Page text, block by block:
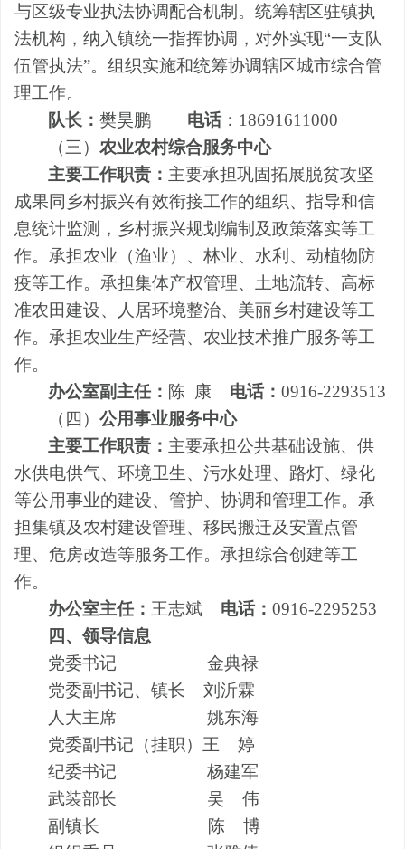
与区级专业执法协调配合机制。统筹辖区驻镇执
法机构，纳入镇统一指挥协调，对外实现“一支队
伍管执法”。组织实施和统筹协调辖区城市综合管
理工作。
队长：樊昊鹏 电话 ： 18691611000
（三）农业农村综合服务中心
主要工作职责： 主要承担巩固拓展脱贫攻坚
成果同乡村振兴有效衔接工作的组织、指导和信
息统计监测，乡村振兴规划编制及政策落实等工
作。 承担农业（渔业）、林业、水利、动植物防
疫等工作。承担集体产权管理、土地流转、 高标
准农田建设、 人居环境整治、 美丽乡村建设等工
作。承担农业生产经营、农业技术推广服务等工
作。
办公室副主任： 陈 康 电话：0916-2293513
（四）公用事业服务中心
主要工作职责： 主要承担公共基础设施、供
水供电供气、环境卫生、污水处理、路灯、绿化
等公用事业的建设、管护、协调和管理工作。承
担集镇及农村建设管理、移民搬迁及安置点管
理、危房改造等服务工作。承担综合创建等工
作。
办公室主任： 王志斌 电话：0916-2295253
四 、领导信息
党委书记
金典禄
党委副书记、镇长 刘沂霖
人大主席
姚东海
党委副书记（挂职） 王 婷
纪委书记
杨建军
武装部长
吴 伟
副镇长
陈 博